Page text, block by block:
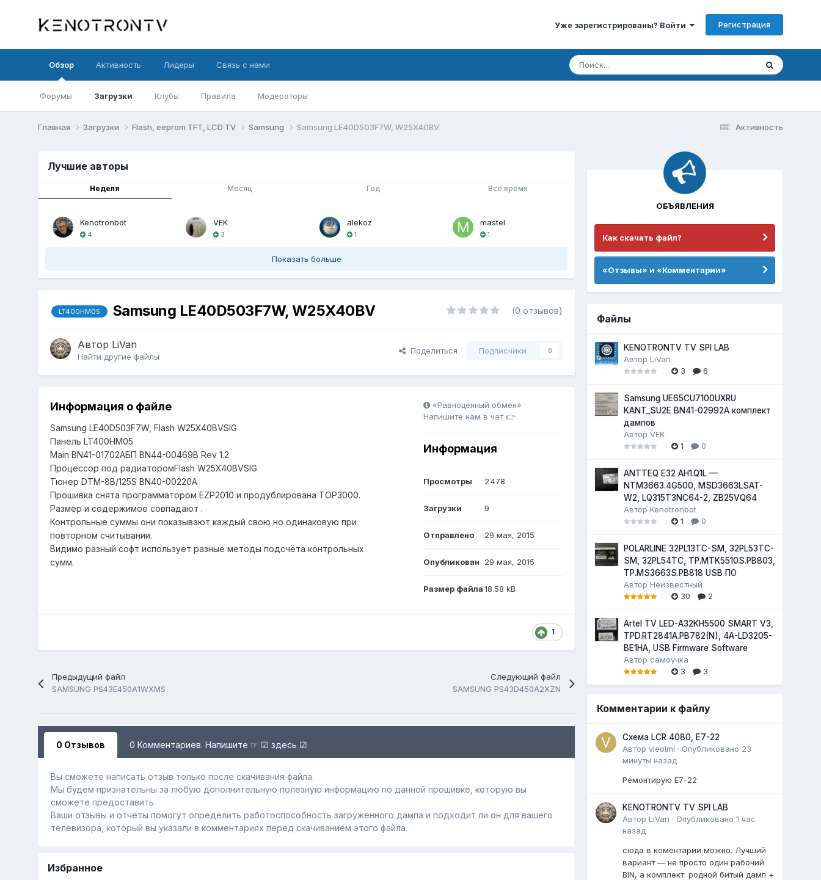
Уже зарегистрированы? Войти Регистрация
Обзор
Форумы Загрузки Клубы Правила Модераторы
Активность Лидеры Связь с нами
Активность
Главная Загрузки Flash, eeprom TFT, LCD TV Samsung Samsung LE40D503F7W, W25X40BV
Лучшие авторы
Неделя Месяц Год Всё время
Kenotronbot
4
VEK
3
alekoz
1
mastel
1
Показать больше
LT400HM05 Samsung LE40D503F7W, W25X40BV (0 отзывов)
Автор LiVan
Найти другие файлы
Поделиться Подписчики 0
Информация о файле
Samsung LE40D503F7W, Flash W25X40BVSIG
Панель LT400HM05
Main BN41-01702AБП BN44-00469B Rev 1.2
Процессор под радиаторомFlash W25X40BVSIG
Тюнер DTM-8B/125S BN40-00220A
Прошивка снята программатором EZP2010 и продублирована TOP3000.
Размер и содержимое совпадают .
Контрольные суммы они показывают каждый свою но одинаковую при
повторном считывании.
Видимо разный софт использует разные методы подсчёта контрольных
сумм.
«Равноценный обмен»
Напишите нам в чат 👉
Информация
Просмотры 2 478
Загрузки 9
Отправлено 29 мая, 2015
Опубликован 29 мая, 2015
Размер файла18.58 kB
1
Предыдущий файл
SAMSUNG PS43E450A1WXMS
Следующий файл
SAMSUNG PS43D450A2XZN
0 Отзывов 0 Комментариев. Напишите ☞ ☑ здесь ☑
Вы сможете написать отзыв только после скачивания файла.
Мы будем признательны за любую дополнительную полезную информацию по данной прошивке, которую вы
сможете предоставить.
Ваши отзывы и отчеты помогут определить работоспособность загруженного дампa и подходит ли он для вашего
телевизора, который вы указали в комментариях перед скачиванием этого файла.
Избранное
ОБЪЯВЛЕНИЯ
Как скачать файл?
«Отзывы» и «Комментарии»
Файлы
KENOTRONTV TV SPI LAB
АвторLiVan
3
6
Samsung UE65CU7100UXRU
KANT_SU2E BN41-02992A комплект
дампов
АвторVEK
1
0
ANTTEQ E32 AH1.Q1L —
NTM3663.4G500, MSD3663LSAT-
W2, LQ315T3NC64-2, ZB25VQ64
АвторKenotronbot
1
0
POLARLINE 32PL13TC-SM, 32PL53TC-
SM, 32PL54TC, TP.MTK5510S.PB803,
TP.MS3663S.PB818 USB ПО
АвторНеизвестный
30
2
Artel TV LED-A32KH5500 SMART V3,
TPD.RT2841A.PB782(N), 4A-LD3205-
BE1HA, USB Firmware Software
Автор самоучка
3
3
Комментарии к файлу
Схема LCR 4080, E7-22
Авторvleolml · Опубликовано 23
минуты назад
Ремонтирую E7-22
KENOTRONTV TV SPI LAB
АвторLiVan · Опубликовано1 час
назад
сюда в коментарии можно. Лучший
вариант — не просто один рабочий
BIN, а комплект: родной битый дамп +